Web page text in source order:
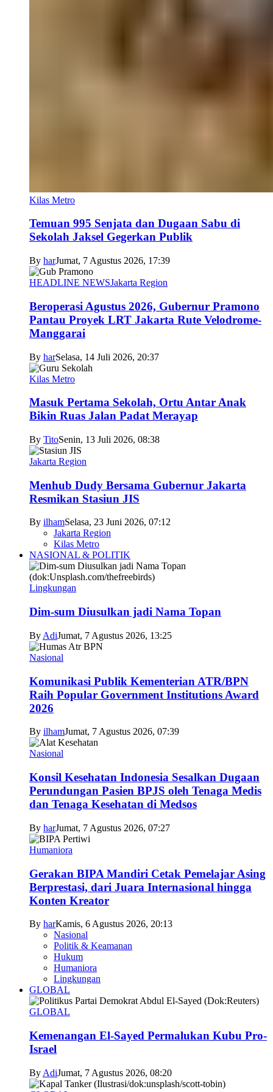
Kilas Metro
Temuan 995 Senjata dan Dugaan Sabu di
Sekolah Jaksel Gegerkan Publik
By harJumat, 7 Agustus 2026, 17:39
HEADLINE NEWSJakarta Region
Beroperasi Agustus 2026, Gubernur Pramono
Pantau Proyek LRT Jakarta Rute Velodrome-
Manggarai
By harSelasa, 14 Juli 2026, 20:37
Kilas Metro
Masuk Pertama Sekolah, Ortu Antar Anak
Bikin Ruas Jalan Padat Merayap
By TitoSenin, 13 Juli 2026, 08:38
Jakarta Region
Menhub Dudy Bersama Gubernur Jakarta
Resmikan Stasiun JIS
By ilhamSelasa, 23 Juni 2026, 07:12
Jakarta Region
Kilas Metro
NASIONAL & POLITIK
Lingkungan
Dim-sum Diusulkan jadi Nama Topan
By AdiJumat, 7 Agustus 2026, 13:25
Nasional
Komunikasi Publik Kementerian ATR/BPN
Raih Popular Government Institutions Award
2026
By ilhamJumat, 7 Agustus 2026, 07:39
Nasional
Konsil Kesehatan Indonesia Sesalkan Dugaan
Perundungan Pasien BPJS oleh Tenaga Medis
dan Tenaga Kesehatan di Medsos
By harJumat, 7 Agustus 2026, 07:27
Humaniora
Gerakan BIPA Mandiri Cetak Pemelajar Asing
Berprestasi, dari Juara Internasional hingga
Konten Kreator
By harKamis, 6 Agustus 2026, 20:13
Nasional
Politik & Keamanan
Hukum
Humaniora
Lingkungan
GLOBAL
GLOBAL
Kemenangan El-Sayed Permalukan Kubu Pro-
Israel
By AdiJumat, 7 Agustus 2026, 08:20